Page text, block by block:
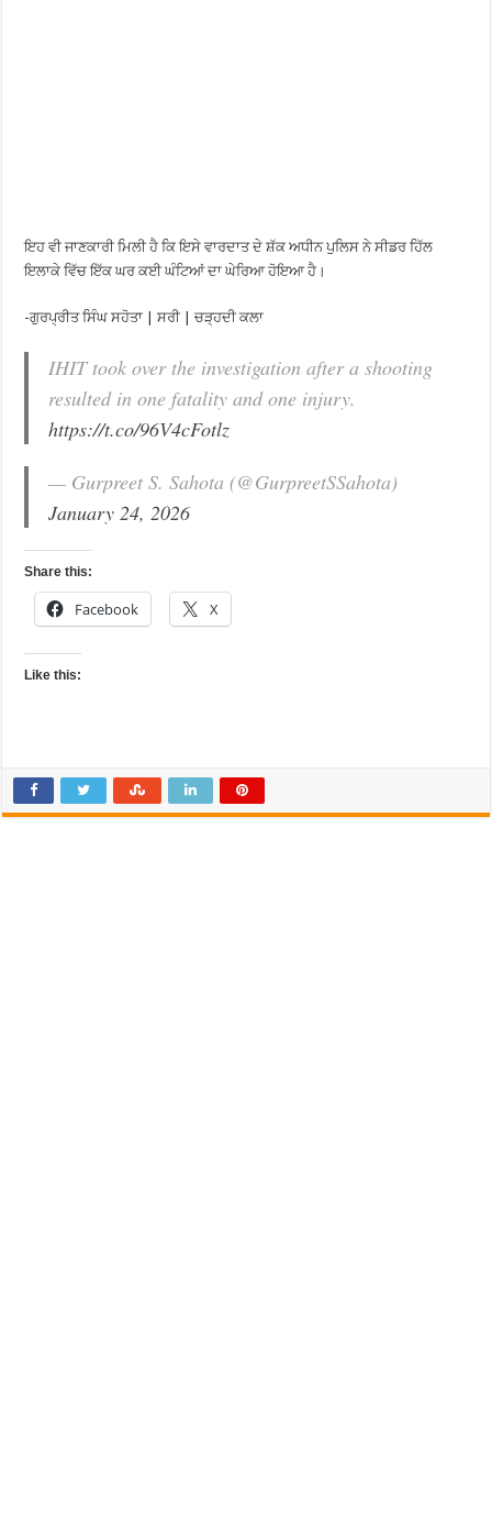
ਇਹ ਵੀ ਜਾਣਕਾਰੀ ਮਿਲੀ ਹੈ ਕਿ ਇਸੇ ਵਾਰਦਾਤ ਦੇ ਸ਼ੱਕ ਅਧੀਨ ਪੁਲਿਸ ਨੇ ਸੀਡਰ ਹਿੱਲ
ਇਲਾਕੇ ਵਿੱਚ ਇੱਕ ਘਰ ਕਈ ਘੰਟਿਆਂ ਦਾ ਘੇਰਿਆ ਹੋਇਆ ਹੈ।
-ਗੁਰਪ੍ਰੀਤ ਸਿੰਘ ਸਹੋਤਾ | ਸਰੀ | ਚੜ੍ਹਦੀ ਕਲਾ
IHIT took over the investigation after a shooting
resulted in one fatality and one injury.
https://t.co/96V4cFotlz
— Gurpreet S. Sahota (@GurpreetSSahota)
January 24, 2026
Share this:
Facebook X
Like this: